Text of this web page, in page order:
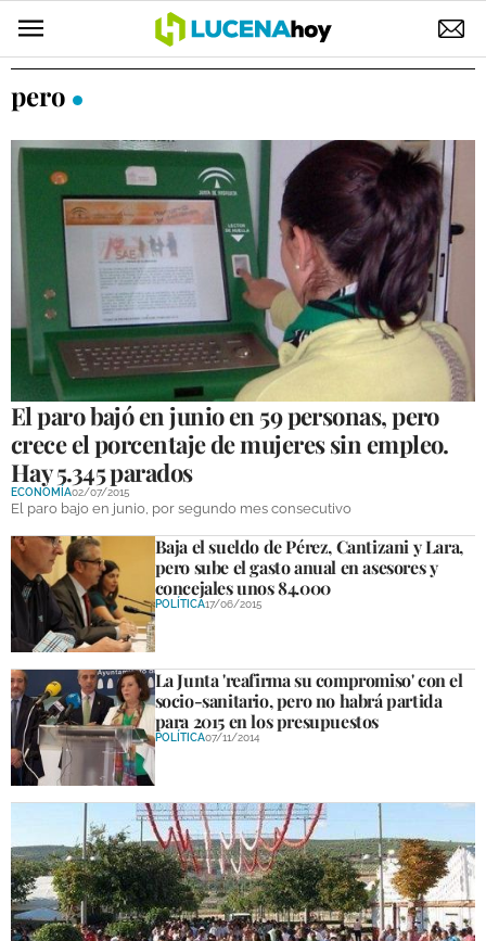
ELECCIONES
SUCESOS
ECONOMÍA
DESARROLLO LOCAL
LUCENA EMPRESAS
OCIO
COFRADÍAS
DEPORTES
COMPETICIONES
DEPORTE BASE
OPINIÓN
VENTANA CIUDADANA
CÓRDOBA
PROVINCIA
SUBBÉTICA HOY
SALUD
OBRAS
pero
El paro bajó en junio en 59 personas, pero
crece el porcentaje de mujeres sin empleo.
Hay 5.345 parados
ECONOMÍA02/07/2015
El paro bajo en junio, por segundo mes consecutivo
Baja el sueldo de Pérez, Cantizani y Lara,
pero sube el gasto anual en asesores y
concejales unos 84.000
POLÍTICA17/06/2015
La Junta 'reafirma su compromiso' con el
socio-sanitario, pero no habrá partida
para 2015 en los presupuestos
POLÍTICA07/11/2014